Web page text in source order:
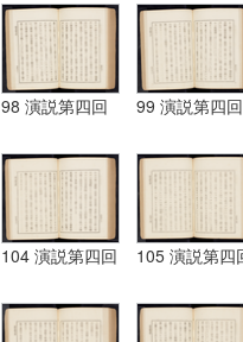
98 演説第四回 99 演説第四回
104 演説第四回 105 演説第四